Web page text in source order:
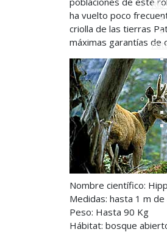
Río
P.
ha vuelto poco
criolla de las tierras
máximas garantías de
Nombre científico:
Medidas: hasta 1 m
Peso: Hasta 90 Kg
Hábitat: bosque